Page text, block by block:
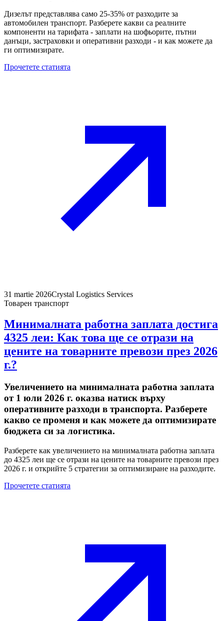
Дизелът представлява само 25-35% от разходите за
автомобилен транспорт. Разберете какви са реалните
компоненти на тарифата - заплати на шофьорите, пътни
данъци, застраховки и оперативни разходи - и как можете да
ги оптимизирате.
Прочетете статията
31 martie 2026Crystal Logistics Services
Товарен транспорт
Минималната работна заплата достига
4325 леи: Как това ще се отрази на
цените на товарните превози през 2026
г.?
Увеличението на минималната работна заплата
от 1 юли 2026 г. оказва натиск върху
оперативните разходи в транспорта. Разберете
какво се променя и как можете да оптимизирате
бюджета си за логистика.
Разберете как увеличението на минималната работна заплата
до 4325 леи ще се отрази на цените на товарните превози през
2026 г. и открийте 5 стратегии за оптимизиране на разходите.
Прочетете статията